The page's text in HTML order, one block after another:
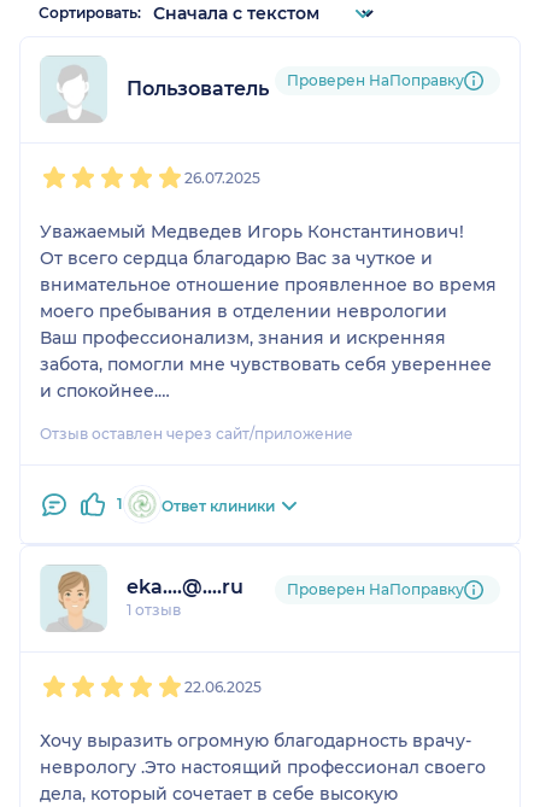
Сортировать:
Пользователь НаПоправку
Проверен НаПоправку
26.07.2025
Уважаемый Медведев Игорь Константинович!
От всего сердца благодарю Вас за чуткое и
внимательное отношение проявленное во время
моего пребывания в отделении неврологии
Ваш профессионализм, знания и искренняя
забота, помогли мне чувствовать себя увереннее
и спокойнее.
нужные слова поддержки, внимательно
мои вопросы.
Желаю Вам крепкого здоровья,
пациентов.
Ваша работа бесценна!
С уважением Алина К.
Отзыв оставлен через сайт/приложение
1 Ответ клиники
eka....@....ru
1 отзыв
Проверен НаПоправку
22.06.2025
Хочу выразить огромную благодарность врачу-
неврологу .Это настоящий профессионал своего
дела, который сочетает в себе высокую